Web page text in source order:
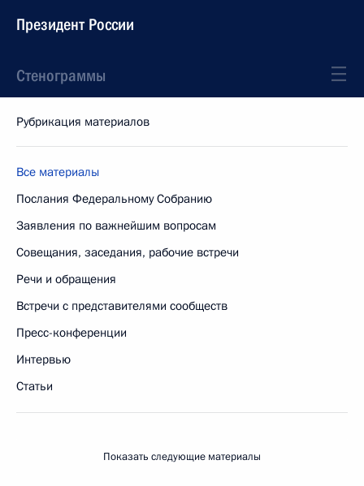
Президент России
Стенограммы
Рубрикация материалов
Все материалы
Послания Федеральному Собранию
Заявления по важнейшим вопросам
Совещания, заседания, рабочие встречи
Речи и обращения
Встречи с представителями сообществ
Пресс-конференции
Интервью
Статьи
Показать следующие материалы